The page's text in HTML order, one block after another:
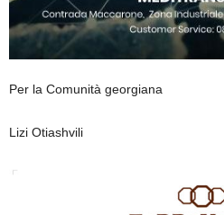
Per la Comunità georgiana
Lizi Otiashvili